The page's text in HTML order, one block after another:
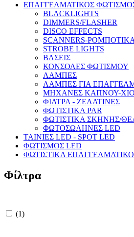
ΕΠΑΓΓΕΛΜΑΤΙΚΟΣ
BLACKLIGHTS
DIMMERS/FLASHER
DISCO EFFECTS
SCANNERS-
STROBE LIGHTS
ΒΑΣΕΙΣ
ΚΟΝΣΟΛΕΣ ΦΩΤΙΣΜΟΥ
ΛΑΜΠΕΣ
ΛΑΜΠΕΣ ΓΙΑ
ΜΗΧΑΝΕΣ ΚΑΠΝΟΥ-
ΦΙΛΤΡΑ - ΖΕΛΑΤΙΝΕΣ
ΦΩΤΙΣΤΙΚΑ PAR
ΦΩΤΙΣΤΙΚΑ ΣΚΗΝΗΣ/
ΦΩΤΟΣΩΛΗΝΕΣ LED
ΤΑΙΝΙΕΣ LED - SPOT LED
ΦΩΤΙΣΜΟΣ LED
ΦΩΤΙΣΤΙΚΑ
Φίλτρα
(1)